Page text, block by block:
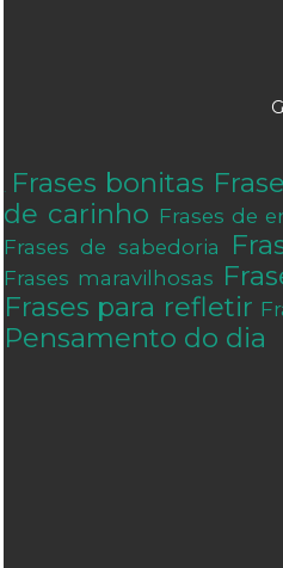
Frases bonitas
de carinho Frases de
Frases de sabedoria
Frases maravilhosas
Frases para refletir
Pensamento do dia